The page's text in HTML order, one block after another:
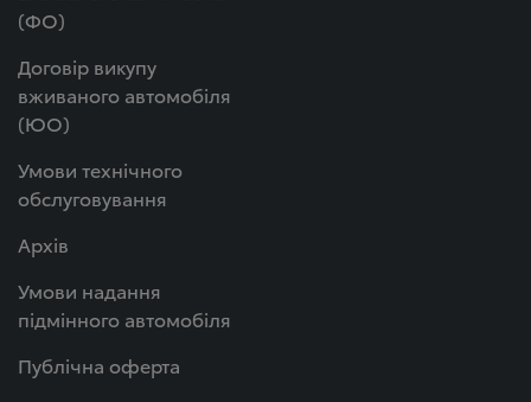
(ФО)
Договір викупу
вживаного автомобіля
(ЮО)
Умови технічного
обслуговування
Архів
Умови надання
підмінного автомобіля
Публічна оферта